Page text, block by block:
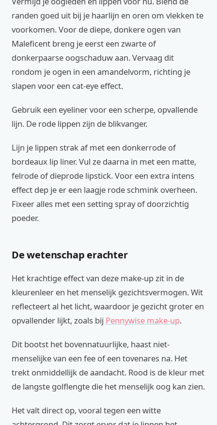
randen goed uit bij je haarlijn en oren om vlekken te
voorkomen. Voor de diepe, donkere ogen van
Maleficent breng je eerst een zwarte of
donkerpaarse oogschaduw aan. Vervaag dit
rondom je ogen in een amandelvorm, richting je
slapen voor een cat-eye effect.
Gebruik een eyeliner voor een scherpe, opvallende
lijn. De rode lippen zijn de blikvanger.
Lijn je lippen strak af met een donkerrode of
bordeaux lip liner. Vul ze daarna in met een matte,
felrode of dieprode lipstick. Voor een extra intens
effect dep je er een laagje rode schmink overheen.
Fixeer alles met een setting spray of doorzichtig
poeder.
De wetenschap erachter
Het krachtige effect van deze make-up zit in de
kleurenleer en het menselijk gezichtsvermogen. Wit
reflecteert al het licht, waardoor je gezicht groter en
opvallender lijkt, zoals bij Pennywise make-up.
Dit bootst het bovennatuurlijke, haast niet-
menselijke van een fee of een tovenares na. Het
trekt onmiddellijk de aandacht. Rood is de kleur met
de langste golflengte die het menselijk oog kan zien.
Het valt direct op, vooral tegen een witte